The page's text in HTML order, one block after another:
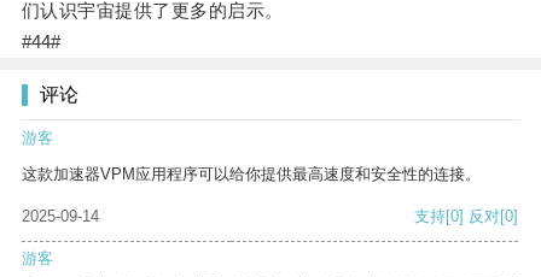
们认识宇宙提供了更多的启示。
#44#
评论
游客
这款加速器VPM应用程序可以给你提供最高速度和安全性的连接。
2025-09-14 支持[0] 反对[0]
游客